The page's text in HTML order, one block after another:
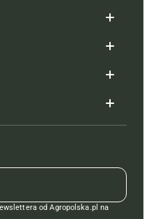
od Agropolska.pl na